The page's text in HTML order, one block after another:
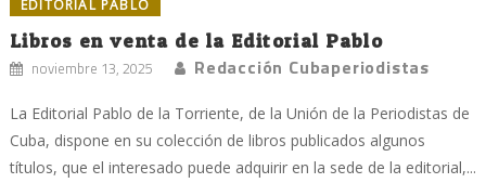
EDITORIAL PABLO
Libros en venta de la Editorial Pablo
noviembre 13, 2025 Redacción Cubaperiodistas
La Editorial Pablo de la Torriente, de la Unión de la Periodistas de
Cuba, dispone en su colección de libros publicados algunos
títulos, que el interesado puede adquirir en la sede de la editorial,...